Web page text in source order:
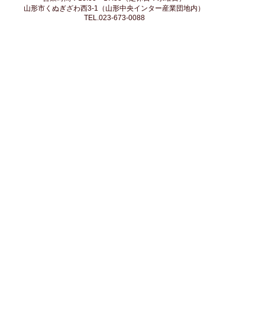
山形市くぬぎざわ西3-1（山形中央インター産業団地内）
TEL.023-673-0088